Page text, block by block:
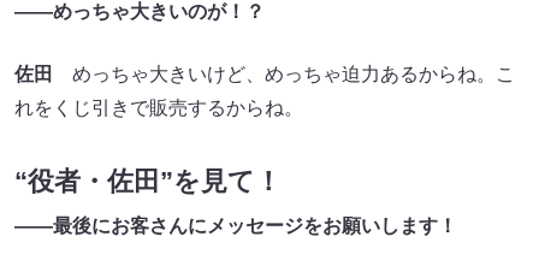
――めっちゃ大きいのが！？
佐田
めっちゃ大きいけど、めっちゃ迫力あるからね。こ
れをくじ引きで販売するからね。
“役者・佐田”を見て！
――最後にお客さんにメッセージをお願いします！